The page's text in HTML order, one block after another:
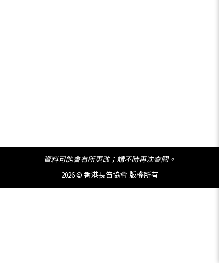
資料可能會有所更改；請不時再次查閱。
2026 © 香港長笛協會 版權所有